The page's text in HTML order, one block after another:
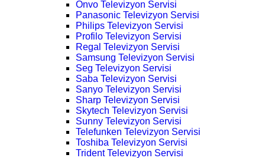
Onvo Televizyon Servisi
Panasonic Televizyon Servisi
Philips Televizyon Servisi
Profilo Televizyon Servisi
Regal Televizyon Servisi
Samsung Televizyon Servisi
Seg Televizyon Servisi
Saba Televizyon Servisi
Sanyo Televizyon Servisi
Sharp Televizyon Servisi
Skytech Televizyon Servisi
Sunny Televizyon Servisi
Telefunken Televizyon Servisi
Toshiba Televizyon Servisi
Trident Televizyon Servisi